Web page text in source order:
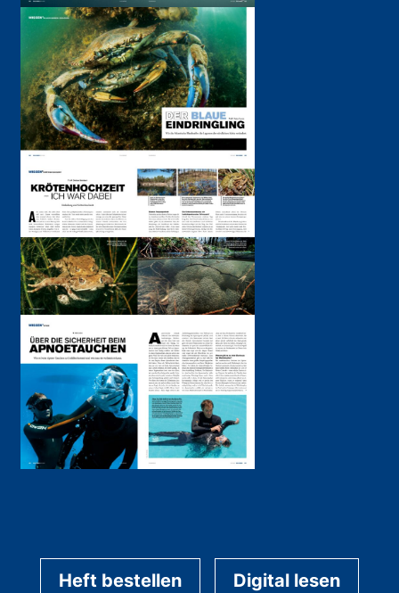
Heft bestellen Digital lesen